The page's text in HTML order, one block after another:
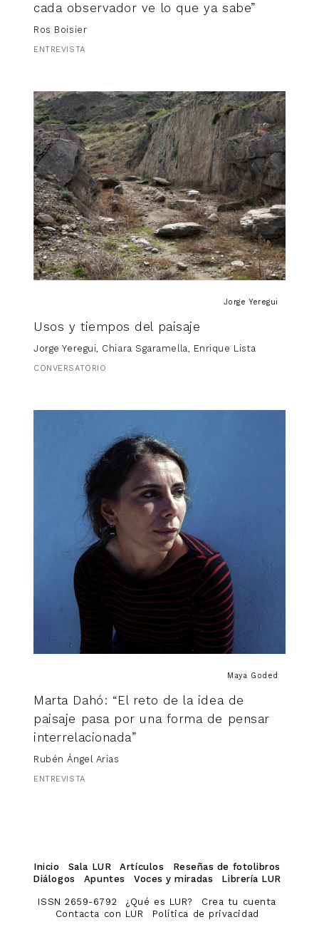
cada observador ve lo que ya sabe”
Ros Boisier
ENTREVISTA
Jorge Yeregui
Usos y tiempos del paisaje
Jorge Yeregui, Chiara Sgaramella, Enrique Lista
CONVERSATORIO
Maya Goded
Marta Dahó: “El reto de la idea de
paisaje pasa por una forma de pensar
interrelacionada”
Rubén Ángel Arias
ENTREVISTA
Inicio Sala LUR Artículos
Reseñas de fotolibros
Diálogos
Apuntes Voces y miradas Librería LUR
ISSN 2659-6792 ¿Qué es LUR?
Crea tu cuenta
Contacta con LUR
Política de privacidad